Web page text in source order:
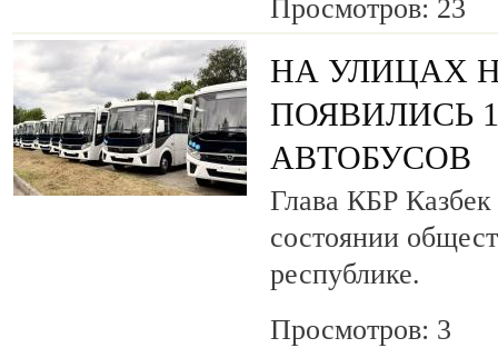
Просмотров: 23
НА УЛИЦАХ
ПОЯВИЛИСЬ
АВТОБУСОВ
Глава КБР
состоянии
республике.
Просмотров: 3